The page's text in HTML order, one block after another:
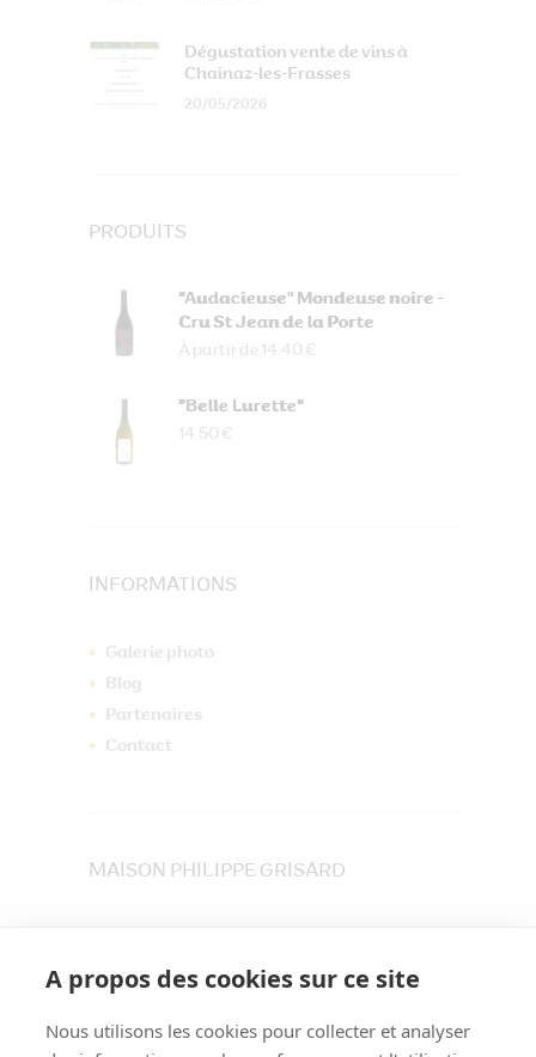
A propos des cookies sur ce site
Nous utilisons les cookies pour collecter et analyser
Dégustation vente de vins à
Chainaz-les-Frasses
20/05/2026
PRODUITS
"Audacieuse" Mondeuse noire -
Cru St Jean de la Porte
À partir de 14.40 €
"Belle Lurette"
14.50 €
INFORMATIONS
Galerie photo
Blog
Partenaires
Contact
MAISON PHILIPPE GRISARD
Tél. 04 79 84 30 91